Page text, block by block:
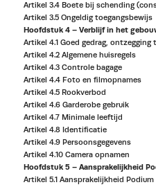
Artikel 3.4 Boete bij schending
Artikel 3.5 Ongeldig toegangsbewijs
Hoofdstuk 4 – Verblijf in het
Artikel 4.1 Goed gedrag, ontzegging
Artikel 4.2 Algemene huisregels
Artikel 4.3 Controle bagage
Artikel 4.4 Foto en filmopnames
Artikel 4.5 Rookverbod
Artikel 4.6 Garderobe gebruik
Artikel 4.7 Minimale leeftijd
Artikel 4.8 Identificatie
Artikel 4.9 Persoonsgegevens
Artikel 4.10 Camera opnamen
Hoofdstuk 5 – Aansprakelijkheid
Artikel 5.1 Aansprakelijkheid Podium